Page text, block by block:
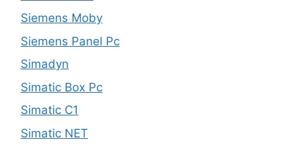
Siemens Moby
Siemens Panel Pc
Simadyn
Simatic Box Pc
Simatic C1
Simatic NET